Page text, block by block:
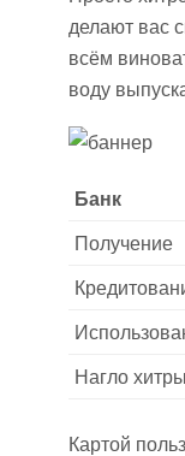
делают вас
всём
воду
Банк
Получение
Нагло
Картой